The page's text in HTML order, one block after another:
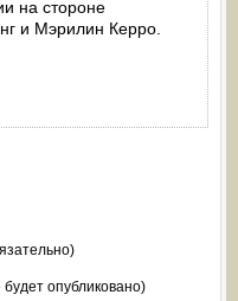
на стороне
и Мэрилин Керро.
будет опубликовано)